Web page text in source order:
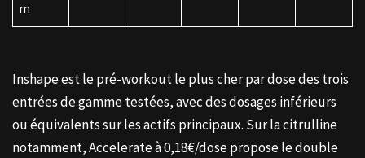
m
Inshape est le pré-workout le plus cher par dose des trois
entrées de gamme testées, avec des dosages inférieurs
ou équivalents sur les actifs principaux. Sur la citrulline
notamment, Accelerate à 0,18€/dose propose le double